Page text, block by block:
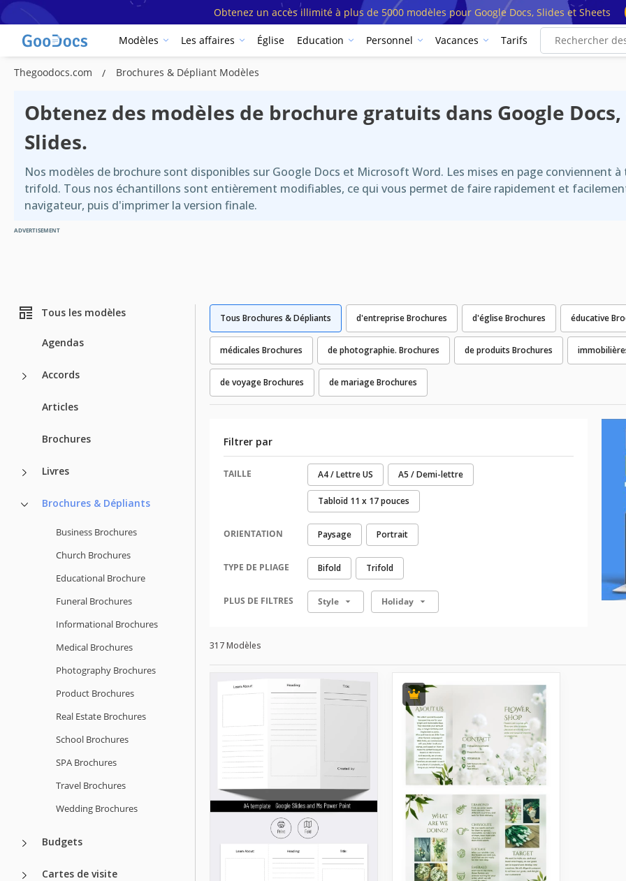
Obtenez un accès illimité à plus de 5000 modèles pour Google Docs, Slides et Sheets
Modèles Les affaires Église Education Personnel Vacances Tarifs
Thegoodocs.com Brochures & Dépliant Modèles
Obtenez des modèles de brochure gratuits dans Google Docs,
Slides.
Nos modèles de brochure sont disponibles sur Google Docs et Microsoft Word. Les mises en page conviennent
trifold. Tous nos échantillons sont entièrement modifiables, ce qui vous permet de faire rapidement et
navigateur, puis d'imprimer la version finale.
ADVERTISEMENT
Tous les modèles
Agendas
Accords
Articles
Brochures
Livres
Brochures & Dépliants
Business Brochures
Church Brochures
Educational Brochure
Funeral Brochures
Informational Brochures
Medical Brochures
Photography Brochures
Product Brochures
Real Estate Brochures
School Brochures
SPA Brochures
Travel Brochures
Wedding Brochures
Budgets
Cartes de visite
Tous Brochures & Dépliants d'entreprise Brochures d'église Brochures éducative
médicales Brochures de photographie. Brochures de produits Brochures
de voyage Brochures de mariage Brochures
Filtrer par
TAILLE A4 / Lettre US A5 / Demi-lettre
Tabloïd 11 x 17 pouces
ORIENTATION Paysage Portrait
TYPE DE PLIAGE Bifold Trifold
Style Holiday
PLUS DE FILTRES
317 Modèles